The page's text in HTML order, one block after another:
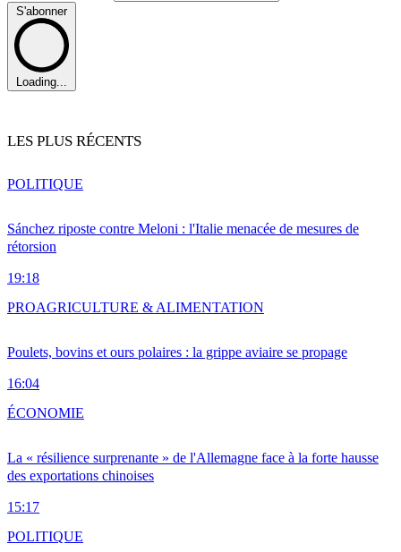
S'abonner
Loading...
LES PLUS RÉCENTS
Sánchez riposte contre Meloni : l'Italie menacée de mesures de
rétorsion
19:18
POLITIQUE
Poulets, bovins et ours polaires : la grippe aviaire se propage
16:04
PROAGRICULTURE & ALIMENTATION
La « résilience surprenante » de l'Allemagne face à la forte hausse
des exportations chinoises
15:17
ÉCONOMIE
POLITIQUE